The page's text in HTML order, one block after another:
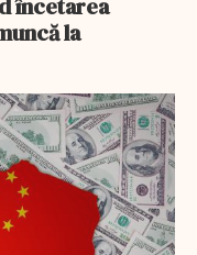
la